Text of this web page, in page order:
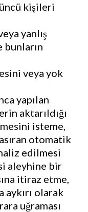
kişileri
yanlış
bunların
veya yok
yapılan
aktarıldığı
isteme,
otomatik
edilmesi
aleyhine bir
itiraz etme,
olarak
uğraması